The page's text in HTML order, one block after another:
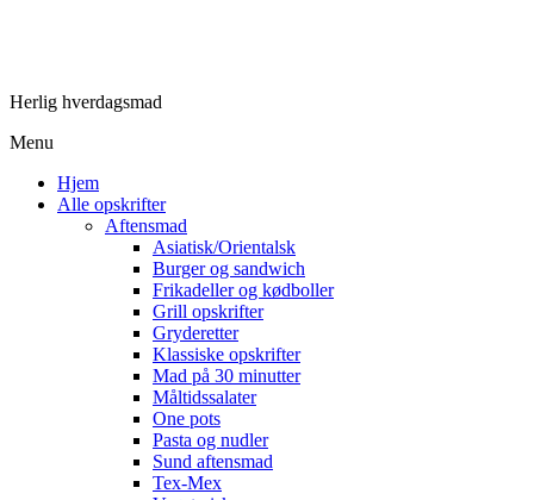
Herlig hverdagsmad
Menu
Hjem
Alle opskrifter
Aftensmad
Asiatisk/Orientalsk
Burger og sandwich
Frikadeller og kødboller
Grill opskrifter
Gryderetter
Klassiske opskrifter
Mad på 30 minutter
Måltidssalater
One pots
Pasta og nudler
Sund aftensmad
Tex-Mex